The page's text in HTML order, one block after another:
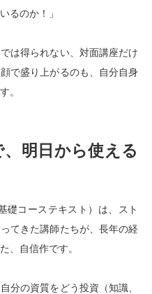
るのか！」
は得られない、対面講座だけ
で盛り上がるのも、自分自身
。
明日から使える
礎コーステキスト）は、スト
てきた講師たちが、長年の経
、自信作です。
分の資質をどう投資（知識、